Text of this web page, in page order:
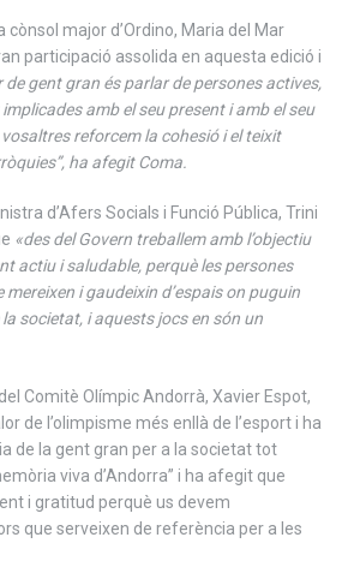
cònsol major d’Ordino, Maria del Mar
participació assolida en aquesta edició i
de gent gran és parlar de persones actives,
amb el seu present i amb el seu
reforcem la cohesió i el teixit
ha afegit Coma.
d’Afers Socials i Funció Pública, Trini
«des del Govern treballem amb l’objectiu
actiu i saludable, perquè les persones
mereixen i gaudeixin d’espais on puguin
societat, i aquests jocs en són un
Comitè Olímpic Andorrà, Xavier Espot,
de l’olimpisme més enllà de l’esport i ha
de la gent gran per a la societat tot
viva d’Andorra” i ha afegit que
i gratitud perquè us devem
que serveixen de referència per a les